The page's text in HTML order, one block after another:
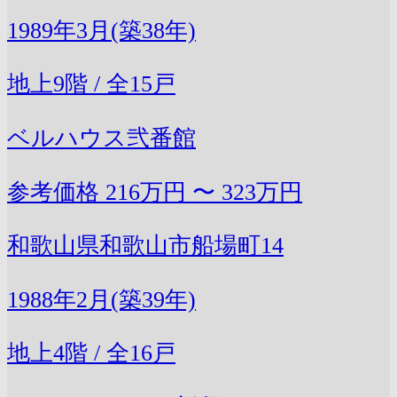
1989年3月(築38年)
地上9階 / 全15戸
ベルハウス弐番館
参考価格 216万円 〜 323万円
和歌山県和歌山市船場町14
1988年2月(築39年)
地上4階 / 全16戸